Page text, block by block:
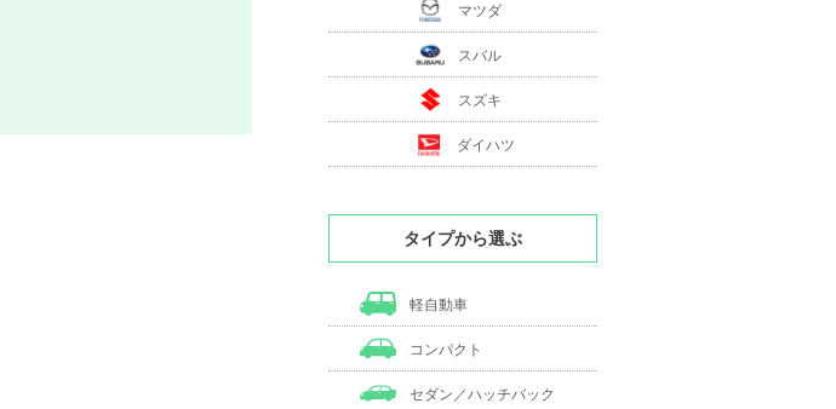
マツダ
スバル
スズキ
ダイハツ
タイプから選ぶ
軽自動車
コンパクト
セダン／ハッチバック